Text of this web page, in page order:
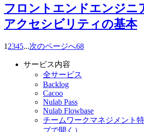
フロントエンドエンジニ
アクセシビリティの基本
1 2345...次のページへ68
サービス内容
全サービス
Backlog
Cacoo
Nulab Pass
Nulab Flowbase
チームワークマネジメント
ブで開く）